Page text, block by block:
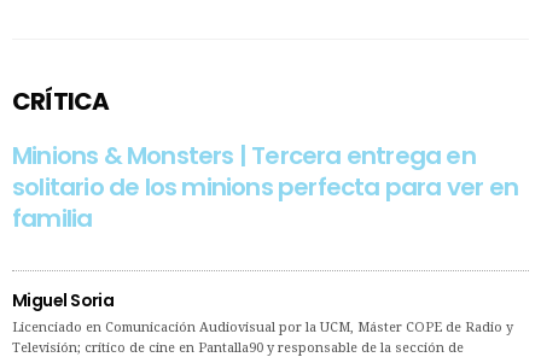
CRÍTICA
Minions & Monsters | Tercera entrega en
solitario de los minions perfecta para ver en
familia
Miguel Soria
Licenciado en Comunicación Audiovisual por la UCM, Máster COPE de Radio y
Televisión; crítico de cine en Pantalla90 y responsable de la sección de